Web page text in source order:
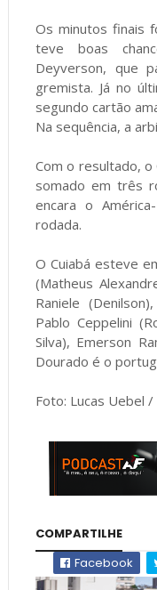
Os minutos finais
teve boas
Deyverson, que
gremista. Já no
segundo cartão
Na sequência, a
Com o resultado, o
somado em três
encara o
rodada.
O Cuiabá esteve
(Matheus
Raniele
Pablo Ceppelini
Silva), Emerson
Dourado é o
Foto: Lucas Uebel
COMPARTILHE
Facebook